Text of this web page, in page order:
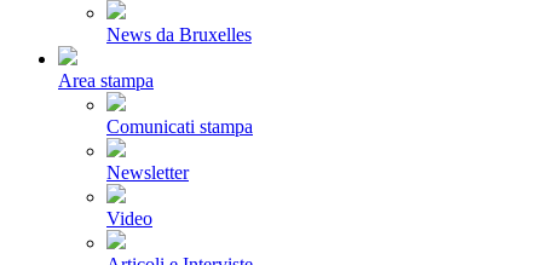
News da Bruxelles
Area stampa
Comunicati stampa
Newsletter
Video